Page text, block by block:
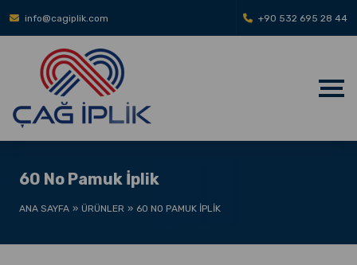
info@cagiplik.com +90 532 695 28 44
60 No Pamuk İplik
ANA SAYFA ÜRÜNLER 60 NO PAMUK İPLIK